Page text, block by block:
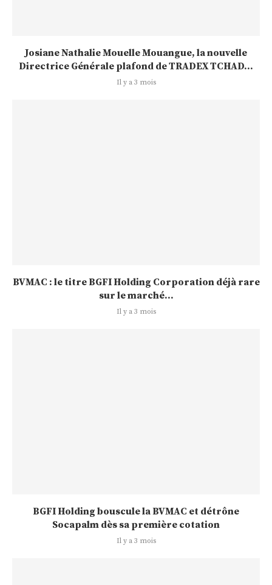
Josiane Nathalie Mouelle Mouangue, la nouvelle
Directrice Générale plafond de TRADEX TCHAD...
Il y a 3 mois
BVMAC : le titre BGFI Holding Corporation déjà rare
sur le marché...
Il y a 3 mois
BGFI Holding bouscule la BVMAC et détrône
Socapalm dès sa première cotation
Il y a 3 mois